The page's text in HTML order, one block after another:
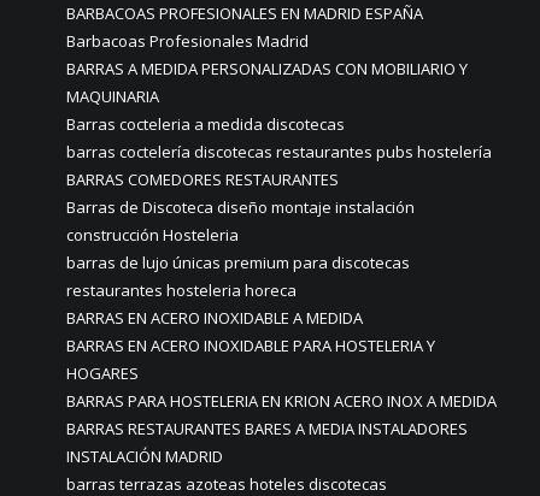
BARBACOAS PROFESIONALES EN MADRID ESPAÑA
Barbacoas Profesionales Madrid
BARRAS A MEDIDA PERSONALIZADAS CON MOBILIARIO Y
MAQUINARIA
Barras cocteleria a medida discotecas
barras coctelería discotecas restaurantes pubs hostelería
BARRAS COMEDORES RESTAURANTES
Barras de Discoteca diseño montaje instalación
construcción Hosteleria
barras de lujo únicas premium para discotecas
restaurantes hosteleria horeca
BARRAS EN ACERO INOXIDABLE A MEDIDA
BARRAS EN ACERO INOXIDABLE PARA HOSTELERIA Y
HOGARES
BARRAS PARA HOSTELERIA EN KRION ACERO INOX A MEDIDA
BARRAS RESTAURANTES BARES A MEDIA INSTALADORES
INSTALACIÓN MADRID
barras terrazas azoteas hoteles discotecas